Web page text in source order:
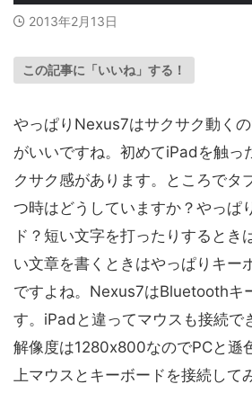
2013年2月13日
この記事に「いいね」する！
やっぱりNexus7はサクサク動く
がいいですね。初めてiPadを触っ
クサク感があります。ところでタ
つ時はどうしていますか？やっぱ
ド？短い文字を打ったりするとき
い文章を書くときはやっぱりキー
ですよね。Nexus7はBluetoothキ
す。iPadと違ってマウスも接続で
解像度は1280x800なのでPCと遜
上マウスとキーボードを接続して